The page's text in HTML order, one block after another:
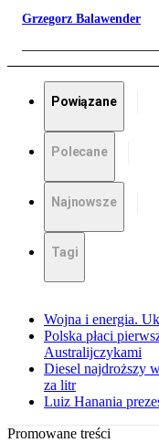
Grzegorz Balawender
Powiązane
Polecane
Najnowsze
Tagi
Wojna i energia.
Polska płaci
Australijczykami
Diesel najdroższy
za litr
Luiz Hanania
Promowane treści